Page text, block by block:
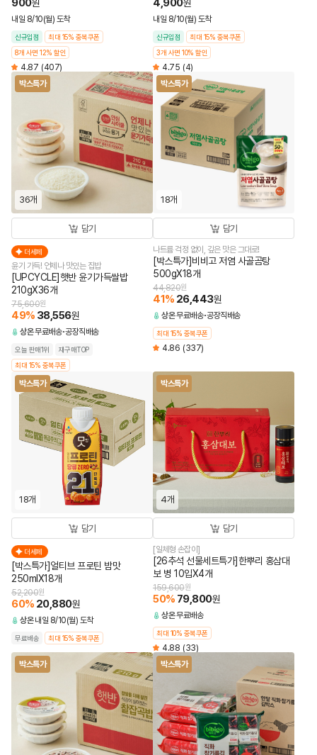
900원
내일 8/10(월) 도착
신규입점
최대 15% 중복쿠폰
8개 사면 12% 할인
4.87 (407)
4,900원
내일 8/10(월) 도착
신규입점
최대 15% 중복쿠폰
3개 사면 10% 할인
4.75 (4)
박스특가
36개
담기
더세페
윤기 가득! 언제나 맛있는 집밥
[UPCYCLE]햇반 윤기가득쌀밥
210gX36개
75,600원
49% 38,556원
상온무료배송 공장직배송
오늘 판매1위
재구매TOP
최대 15% 중복쿠폰
박스특가
18개
담기
나트륨 걱정 없이, 깊은 맛은 그대로!
[박스특가]비비고 저염 사골곰탕
500gX18개
44,820원
41% 26,443원
상온무료배송 공장직배송
최대 15% 중복쿠폰
4.86 (337)
박스특가
18개
담기
더세페
[박스특가]얼티브 프로틴 밤맛
250mlX18개
52,200원
60% 20,880원
상온 내일 8/10(월) 도착
무료배송 최대 15% 중복쿠폰
박스특가
4개
담기
[일체형 손잡이]
[26추석 선물세트특가]한뿌리 홍삼대
보 병 10입X4개
159,600원
50% 79,800원
상온무료배송
최대 10% 중복쿠폰
4.88 (33)
박스특가
박스특가